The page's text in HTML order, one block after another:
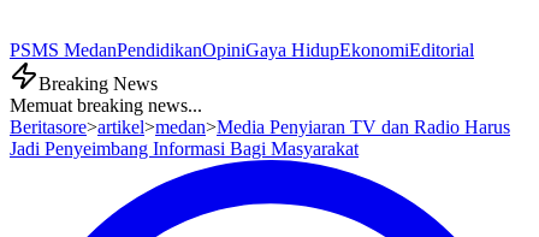
PSMS MedanPendidikanOpiniGaya HidupEkonomiEditorial
Breaking News
Memuat breaking news...
Beritasore>artikel>medan>Media Penyiaran TV dan Radio Harus
Jadi Penyeimbang Informasi Bagi Masyarakat